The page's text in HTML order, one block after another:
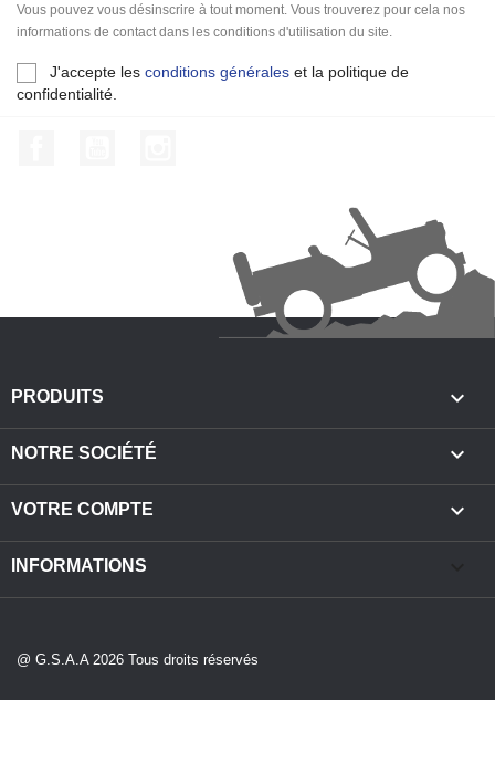
Vous pouvez vous désinscrire à tout moment. Vous trouverez pour cela nos
informations de contact dans les conditions d'utilisation du site.
J'accepte les conditions générales et la politique de
confidentialité.
PRODUITS 
NOTRE SOCIÉTÉ 
VOTRE COMPTE 
INFORMATIONS
@ G.S.A.A 2026 Tous droits réservés